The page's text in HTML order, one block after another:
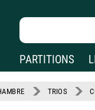
PARTITIONS
TRIOS